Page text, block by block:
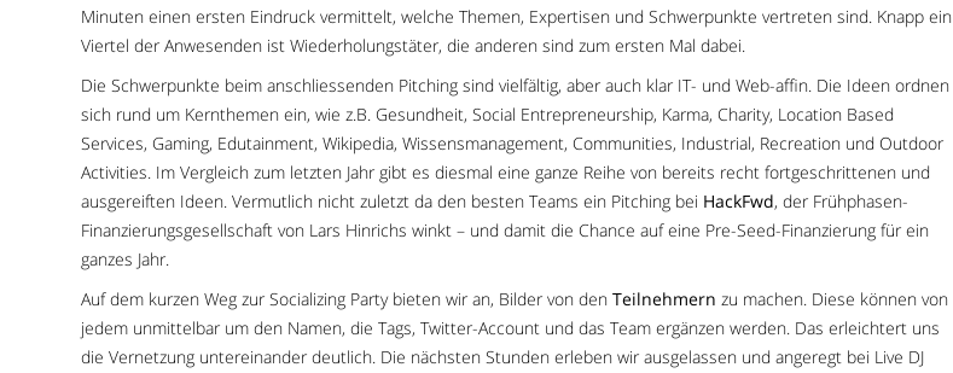
Minuten einen ersten Eindruck vermittelt, welche Themen, Expertisen und Schwerpunkte vertreten sind. Knapp ein
Viertel der Anwesenden ist Wiederholungstäter, die anderen sind zum ersten Mal dabei.
Die Schwerpunkte beim anschliessenden Pitching sind vielfältig, aber auch klar IT- und Web-affin. Die Ideen ordnen
sich rund um Kernthemen ein, wie z.B. Gesundheit, Social Entrepreneurship, Karma, Charity, Location Based
Services, Gaming, Edutainment, Wikipedia, Wissensmanagement, Communities, Industrial, Recreation und Outdoor
Activities. Im Vergleich zum letzten Jahr gibt es diesmal eine ganze Reihe von bereits recht fortgeschrittenen und
ausgereiften Ideen. Vermutlich nicht zuletzt da den besten Teams ein Pitching bei HackFwd, der Frühphasen-
Finanzierungsgesellschaft von Lars Hinrichs winkt – und damit die Chance auf eine Pre-Seed-Finanzierung für ein
ganzes Jahr.
Auf dem kurzen Weg zur Socializing Party bieten wir an, Bilder von denTeilnehmern zu machen. Diese können von
jedem unmittelbar um den Namen, die Tags, Twitter-Account und das Team ergänzen werden. Das erleichtert uns
die Vernetzung untereinander deutlich. Die nächsten Stunden erleben wir ausgelassen und angeregt bei Live DJ